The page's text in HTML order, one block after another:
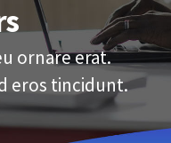
ornare erat.
eros tincidunt.